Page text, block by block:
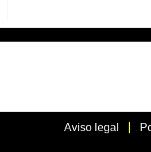
Aviso legal